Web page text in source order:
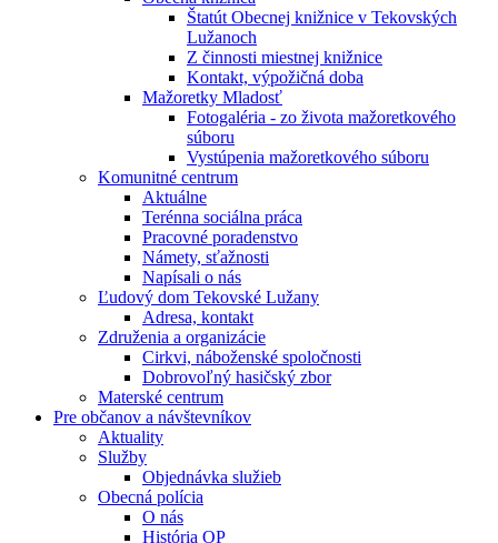
Štatút Obecnej knižnice v Tekovských
Lužanoch
Z činnosti miestnej knižnice
Kontakt, výpožičná doba
Mažoretky Mladosť
Fotogaléria - zo života mažoretkového
súboru
Vystúpenia mažoretkového súboru
Komunitné centrum
Aktuálne
Terénna sociálna práca
Pracovné poradenstvo
Námety, sťažnosti
Napísali o nás
Ľudový dom Tekovské Lužany
Adresa, kontakt
Združenia a organizácie
Cirkvi, náboženské spoločnosti
Dobrovoľný hasičský zbor
Materské centrum
Pre občanov a návštevníkov
Aktuality
Služby
Objednávka služieb
Obecná polícia
O nás
História OP